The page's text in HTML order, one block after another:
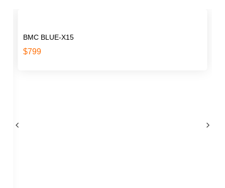
BMC BLUE-X15
$799